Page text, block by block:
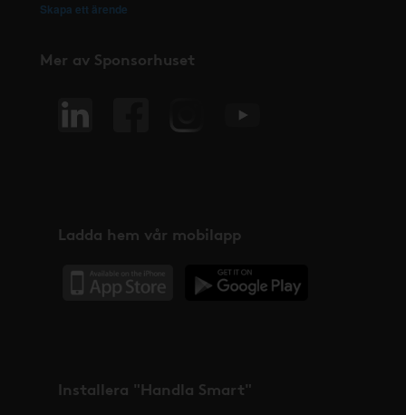
Skapa ett ärende
Mer av Sponsorhuset
Ladda hem vår mobilapp
Installera "Handla Smart"